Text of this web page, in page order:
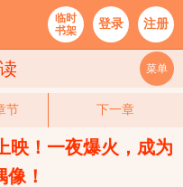
临时
书架
登录 注册
菜单
节 下一章
映！一夜爆火，成为
！